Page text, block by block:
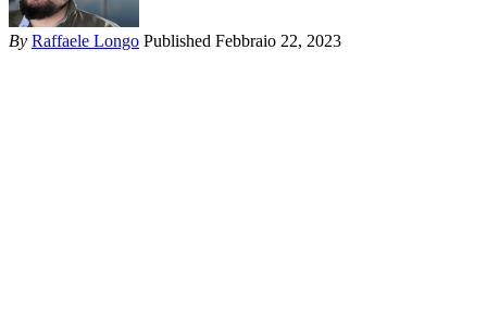
By Raffaele Longo Published Febbraio 22, 2023